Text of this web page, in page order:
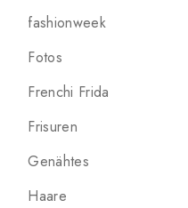
fashionweek
Fotos
Frenchi Frida
Frisuren
Genähtes
Haare